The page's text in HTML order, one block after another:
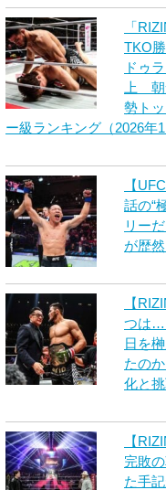
「
TKO
ドゥ
上 朝
勢ト
ー級ランキング（2026年1
【
話の“
リー
が歴
【
つは…
日を
たの
化と
【
完敗
た手